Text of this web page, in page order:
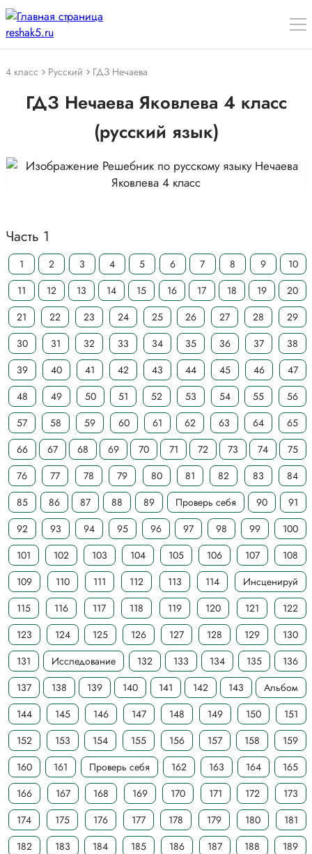
4 класс Русский ГДЗ Нечаева
ГДЗ Нечаева Яковлева 4 класс
(русский язык)
Часть 1
1 2 3 4 5 6 7 8 9
10
11
12 13 14 15 16 17 18 19
20
21
22 23 24 25 26 27 28
29
30
31 32 33 34 35 36 37
38
39
40 41 42 43 44 45 46
47
48
49 50 51 52 53 54 55
56
57
58 59 60 61 62 63 64
65
66
67 68 69 70 71 72 73 74
75
76
77 78 79 80 81 82 83
84
85
86 87 88 89 Проверь себя 90
91
92
93 94 95 96 97 98 99
100
101
102 103 104 105 106 107
108
109
110 111 112 113 114
Инсценируй
115
116 117 118 119 120 121
122
123
124 125 126 127 128 129
130
131
Исследование 132 133 134 135
136
137
138 139 140 141 142 143
Альбом
144
145 146 147 148 149 150
151
152
153 154 155 156 157 158
159
160
161 Проверь себя 162 163 164
165
166
167 168 169 170 171 172
173
174
175 176 177 178 179 180
181
182
183 184 185 186 187 188
189